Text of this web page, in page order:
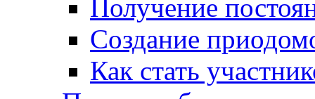
Получение
Создание
Как стать